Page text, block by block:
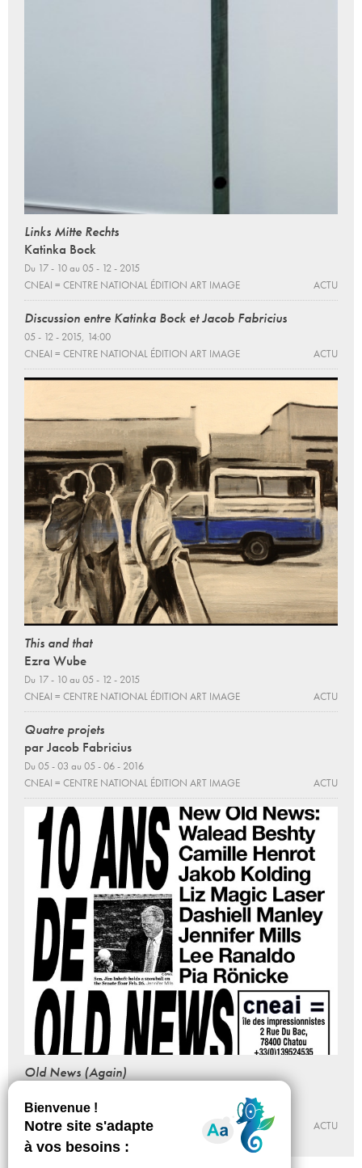
Links Mitte Rechts
Katinka Bock
Du 17 - 10 au 05 - 12 - 2015
CNEAI = CENTRE NATIONAL ÉDITION ART IMAGE
ACTU
Discussion entre Katinka Bock et Jacob Fabricius
05 - 12 - 2015, 14:00
CNEAI = CENTRE NATIONAL ÉDITION ART IMAGE
ACTU
This and that
Ezra Wube
Du 17 - 10 au 05 - 12 - 2015
CNEAI = CENTRE NATIONAL ÉDITION ART IMAGE
ACTU
Quatre projets
par Jacob Fabricius
Du 05 - 03 au 05 - 06 - 2016
CNEAI = CENTRE NATIONAL ÉDITION ART IMAGE
ACTU
Old News (Again)
Du 16 - 05 au 27 - 09 - 2015
CNEAI = CENTRE NATIONAL ÉDITION ART IMAGE
ACTU